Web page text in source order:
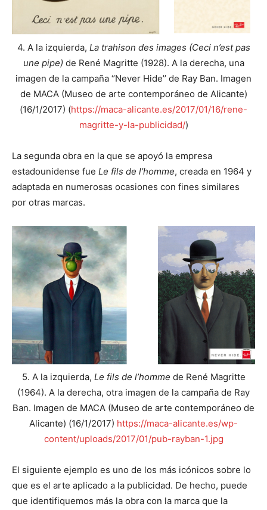
4. A la izquierda, La trahison des images (Ceci n’est pas
une pipe) de René Magritte (1928). A la derecha, una
imagen de la campaña ‘’Never Hide’’ de Ray Ban. Imagen
de MACA (Museo de arte contemporáneo de Alicante)
(16/1/2017) (https://maca-alicante.es/2017/01/16/rene-
magritte-y-la-publicidad/)
La segunda obra en la que se apoyó la empresa
estadounidense fue Le fils de l’homme, creada en 1964 y
adaptada en numerosas ocasiones con fines similares
por otras marcas.
5. A la izquierda, Le fils de l’homme de René Magritte
(1964). A la derecha, otra imagen de la campaña de Ray
Ban. Imagen de MACA (Museo de arte contemporáneo de
Alicante) (16/1/2017) https://maca-alicante.es/wp-
content/uploads/2017/01/pub-rayban-1.jpg
El siguiente ejemplo es uno de los más icónicos sobre lo
que es el arte aplicado a la publicidad. De hecho, puede
que identifiquemos más la obra con la marca que la